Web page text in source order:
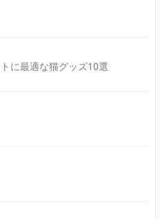
に最適な猫グッズ10選